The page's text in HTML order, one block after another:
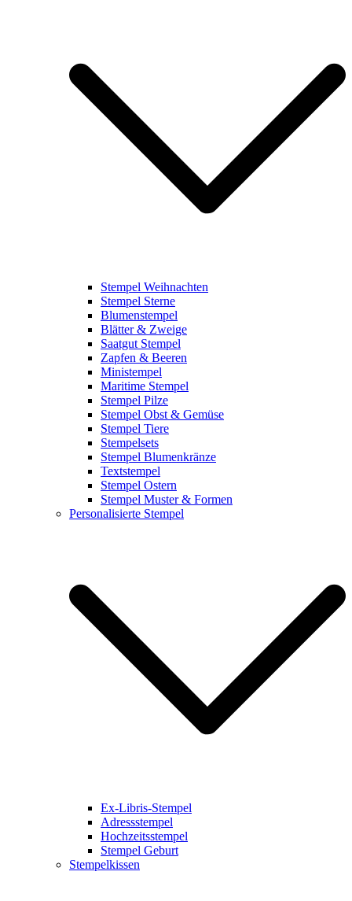
Stempel Weihnachten
Stempel Sterne
Blumenstempel
Blätter & Zweige
Saatgut Stempel
Zapfen & Beeren
Ministempel
Maritime Stempel
Stempel Pilze
Stempel Obst & Gemüse
Stempel Tiere
Stempelsets
Stempel Blumenkränze
Textstempel
Stempel Ostern
Stempel Muster & Formen
Personalisierte Stempel
Ex-Libris-Stempel
Adressstempel
Hochzeitsstempel
Stempel Geburt
Stempelkissen